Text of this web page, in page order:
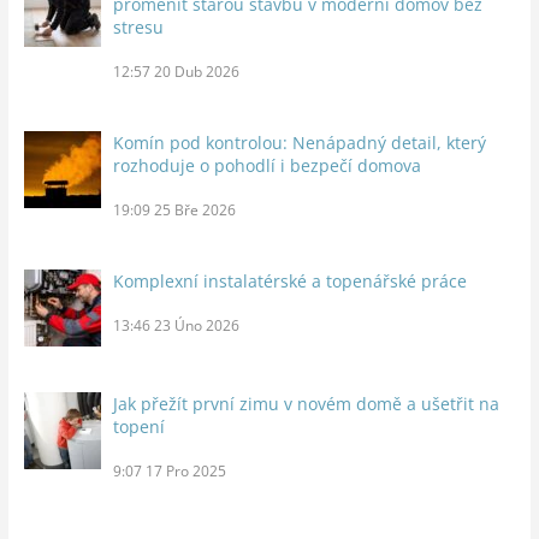
stresu
12:57 20 Dub 2026
Komín pod kontrolou: Nenápadný detail, který
rozhoduje o pohodlí i bezpečí domova
19:09 25 Bře 2026
Komplexní instalatérské a topenářské práce
13:46 23 Úno 2026
Jak přežít první zimu v novém domě a ušetřit na
topení
9:07 17 Pro 2025